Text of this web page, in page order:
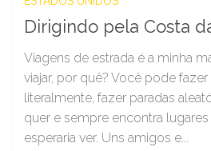
Dirigindo pela Costa
Viagens de estrada é a minha
viajar, por quê? Você pode
literalmente, fazer paradas
quer e sempre encontra
esperaria ver. Uns amigos e...